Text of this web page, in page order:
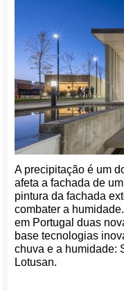
A precipitação é um
afeta a fachada de
pintura da fachada
combater a
em Portugal duas
base tecnologias
chuva e a humidade:
Lotusan.